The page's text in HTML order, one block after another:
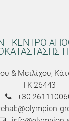
- ΚΕΝΤΡΟ
& Μειλίχου,
ΤΚ 26443
+30